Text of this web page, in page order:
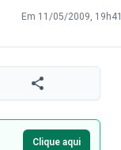
Em 11/05/2009, 19h41
Clique aqui